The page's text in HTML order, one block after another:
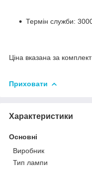
Термін служби:
Ціна вказана за
Приховати
Характеристики
Основні
Виробник
Тип лампи